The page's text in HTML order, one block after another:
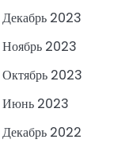
Декабрь 2023
Ноябрь 2023
Октябрь 2023
Июнь 2023
Декабрь 2022